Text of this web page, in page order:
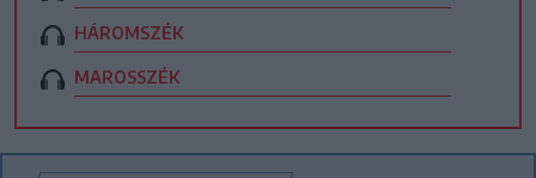
HÁROMSZÉK
MAROSSZÉK